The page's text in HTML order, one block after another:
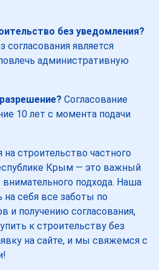
без уведомления?
согласования является
административную
Согласование
10 лет с момента подачи
строительство частного
Крым — это важный
подхода. Наша
на себя все заботы по
и получению согласования,
к строительству без
на сайте, и мы свяжемся с